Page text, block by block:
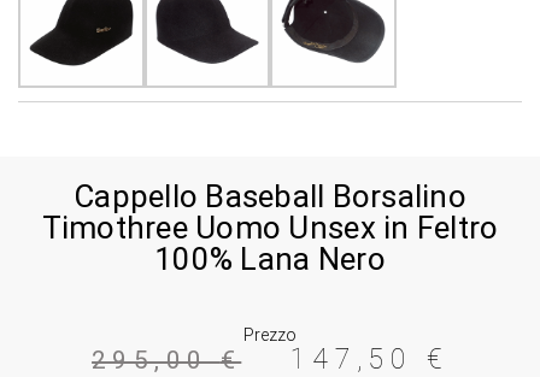
Cappello Baseball Borsalino
Timothree Uomo Unsex in Feltro
100% Lana Nero
Prezzo
295,00€ 147,50 €